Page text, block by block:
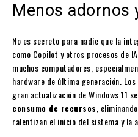
Menos adornos
No es secreto para nadie que la
como Copilot y otros procesos de
muchos computadores,
hardware de última generación.
gran actualización de Windows 11
consumo de recursos ,
ralentizan el inicio del sistema y la